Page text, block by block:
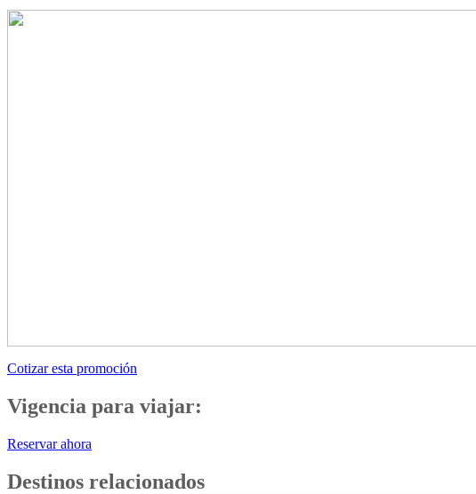
Cotizar esta promoción
Vigencia para viajar:
Reservar ahora
Destinos relacionados